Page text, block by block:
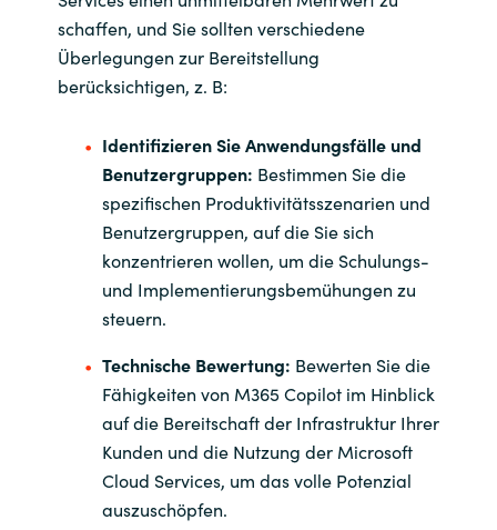
Singapore
Sri Lanka
Sweden
Switzerland
United Kingdom
United States
schaffen, und Sie sollten verschiedene
Überlegungen zur Bereitstellung
berücksichtigen, z. B:
Identifizieren Sie Anwendungsfälle und
Benutzergruppen: Bestimmen Sie die
spezifischen Produktivitätsszenarien und
Benutzergruppen, auf die Sie sich
konzentrieren wollen, um die Schulungs-
und Implementierungsbemühungen zu
steuern.
Technische Bewertung: Bewerten Sie die
Fähigkeiten von M365 Copilot im Hinblick
auf die Bereitschaft der Infrastruktur Ihrer
Kunden und die Nutzung der Microsoft
Cloud Services, um das volle Potenzial
auszuschöpfen.